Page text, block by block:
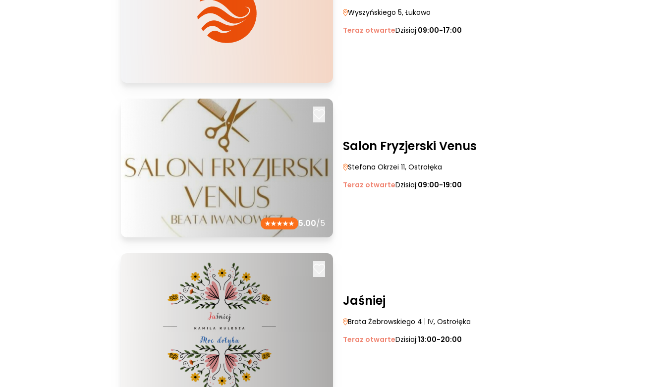
Wyszyńskiego 5, Łukowo
Teraz otwarteDzisiaj:09:00-17:00
5.00/5
Salon Fryzjerski Venus
Stefana Okrzei 11, Ostrołęka
Teraz otwarteDzisiaj:09:00-19:00
Jaśniej
Brata Żebrowskiego 4 | IV, Ostrołęka
Teraz otwarteDzisiaj:13:00-20:00